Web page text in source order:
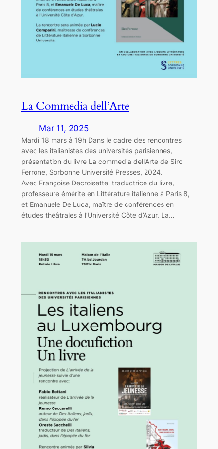
La Commedia dell’Arte
Mar 11, 2025
Mardi 18 mars à 19h Dans le cadre des rencontres
avec les italianistes des universités parisiennes,
présentation du livre La commedia dell’Arte de Siro
Ferrone, Sorbonne Université Presses, 2024.
Avec Françoise Decroisette, traductrice du livre,
professeure émérite en Littérature italienne à Paris 8,
et Emanuele De Luca, maître de conférences en
études théâtrales à l’Université Côte d’Azur. La…